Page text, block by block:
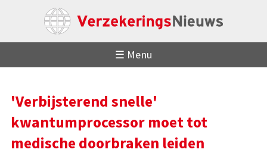
☰ Menu
'Verbijsterend snelle'
kwantumprocessor moet tot
medische doorbraken leiden